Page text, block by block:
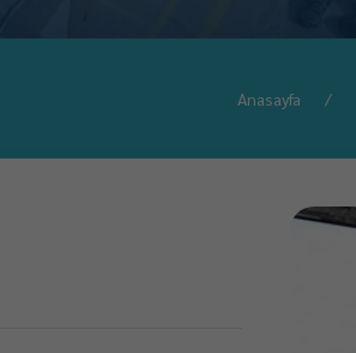
Anasayfa